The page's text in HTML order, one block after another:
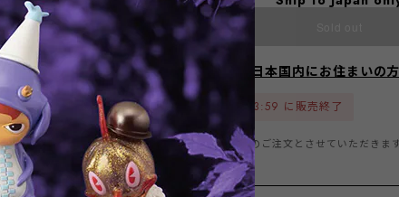
日本国内にお住まいの
2026年1月17日 23:59 に販売終了
※この商品は1点までのご注文とさせていただきます